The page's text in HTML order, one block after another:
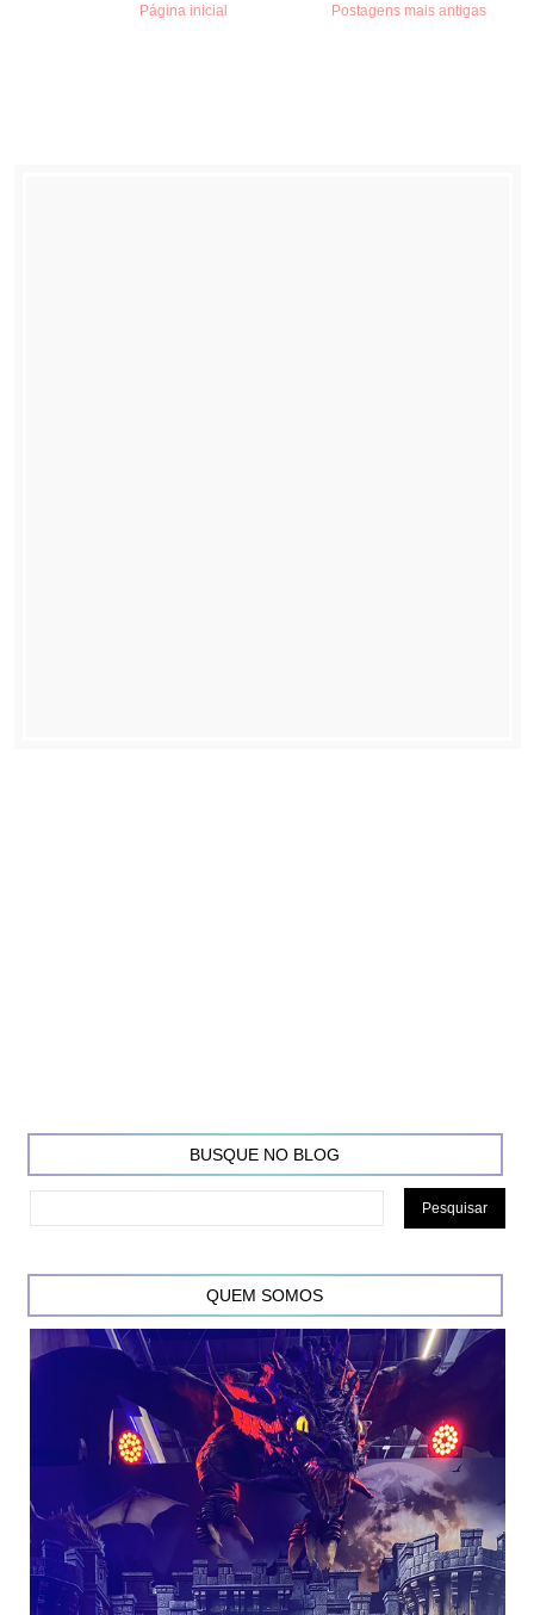
Postagens mais antigas
Página inicial
BUSQUE NO BLOG
QUEM SOMOS